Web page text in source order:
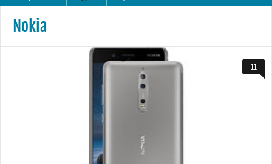
Nokia
11